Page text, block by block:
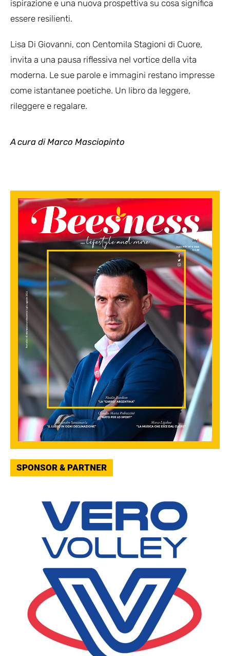
ispirazione e una nuova prospettiva su cosa significa
essere resilienti.
Lisa Di Giovanni, con Centomila Stagioni di Cuore,
invita a una pausa riflessiva nel vortice della vita
moderna. Le sue parole e immagini restano impresse
come istantanee poetiche. Un libro da leggere,
rileggere e regalare.
A cura di Marco Masciopinto
SPONSOR & PARTNER